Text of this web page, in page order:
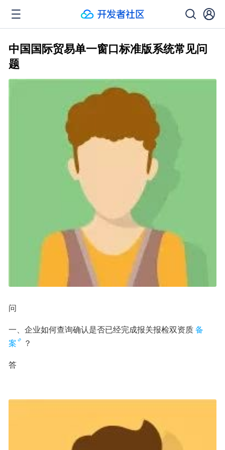
中国国际贸易单一窗口标准版系统常见问
题
问
一、企业如何查询确认是否已经完成报关报检双资质备
案
？
答